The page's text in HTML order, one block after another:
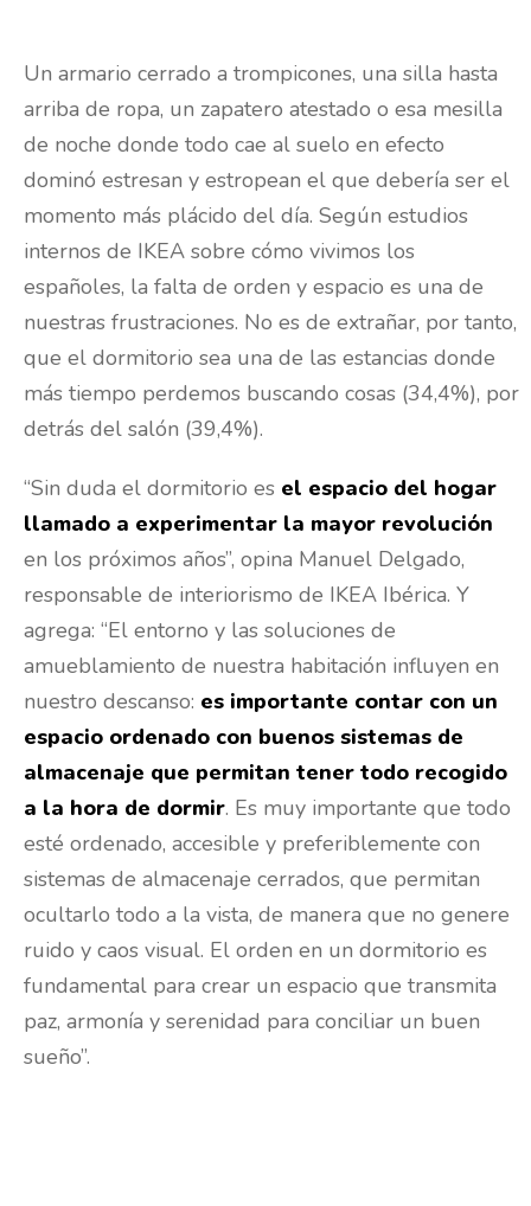
Un armario cerrado a trompicones, una silla hasta
arriba de ropa, un zapatero atestado o esa mesilla
de noche donde todo cae al suelo en efecto
dominó estresan y estropean el que debería ser el
momento más plácido del día. Según estudios
internos de IKEA sobre cómo vivimos los
españoles, la falta de orden y espacio es una de
nuestras frustraciones. No es de extrañar, por tanto,
que el dormitorio sea una de las estancias donde
más tiempo perdemos buscando cosas (34,4%), por
detrás del salón (39,4%).
“Sin duda el dormitorio es el espacio del hogar
llamado a experimentar la mayor revolución
en los próximos años”, opina Manuel Delgado,
responsable de interiorismo de IKEA Ibérica. Y
agrega: “El entorno y las soluciones de
amueblamiento de nuestra habitación influyen en
nuestro descanso: es importante contar con un
espacio ordenado con buenos sistemas de
almacenaje que permitan tener todo recogido
a la hora de dormir. Es muy importante que todo
esté ordenado, accesible y preferiblemente con
sistemas de almacenaje cerrados, que permitan
ocultarlo todo a la vista, de manera que no genere
ruido y caos visual. El orden en un dormitorio es
fundamental para crear un espacio que transmita
paz, armonía y serenidad para conciliar un buen
sueño”.